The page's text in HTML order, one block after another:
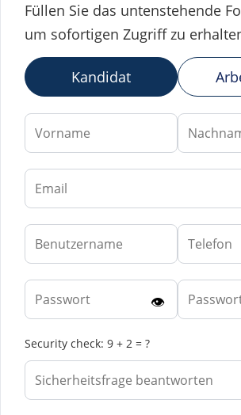
Füllen Sie das untenstehende
um sofortigen Zugriff zu
Kandidat
👁
Security check: 9 + 2 = ?